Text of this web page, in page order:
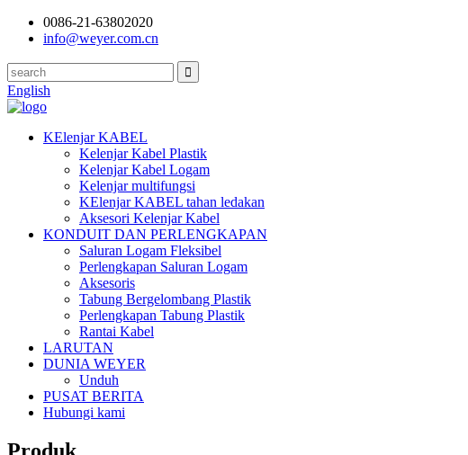
0086-21-63802020
info@weyer.com.cn
English
KElenjar KABEL
Kelenjar Kabel Plastik
Kelenjar Kabel Logam
Kelenjar multifungsi
KElenjar KABEL tahan ledakan
Aksesori Kelenjar Kabel
KONDUIT DAN PERLENGKAPAN
Saluran Logam Fleksibel
Perlengkapan Saluran Logam
Aksesoris
Tabung Bergelombang Plastik
Perlengkapan Tabung Plastik
Rantai Kabel
LARUTAN
DUNIA WEYER
Unduh
PUSAT BERITA
Hubungi kami